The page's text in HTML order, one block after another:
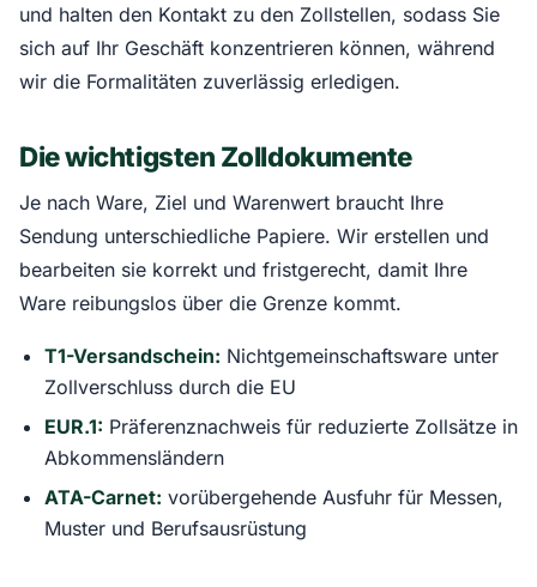
und halten den Kontakt zu den Zollstellen, sodass Sie
sich auf Ihr Geschäft konzentrieren können, während
wir die Formalitäten zuverlässig erledigen.
Die wichtigsten Zolldokumente
Je nach Ware, Ziel und Warenwert braucht Ihre
Sendung unterschiedliche Papiere. Wir erstellen und
bearbeiten sie korrekt und fristgerecht, damit Ihre
Ware reibungslos über die Grenze kommt.
T1-Versandschein: Nichtgemeinschaftsware unter
Zollverschluss durch die EU
EUR.1: Präferenznachweis für reduzierte Zollsätze in
Abkommensländern
ATA-Carnet: vorübergehende Ausfuhr für Messen,
Muster und Berufsausrüstung